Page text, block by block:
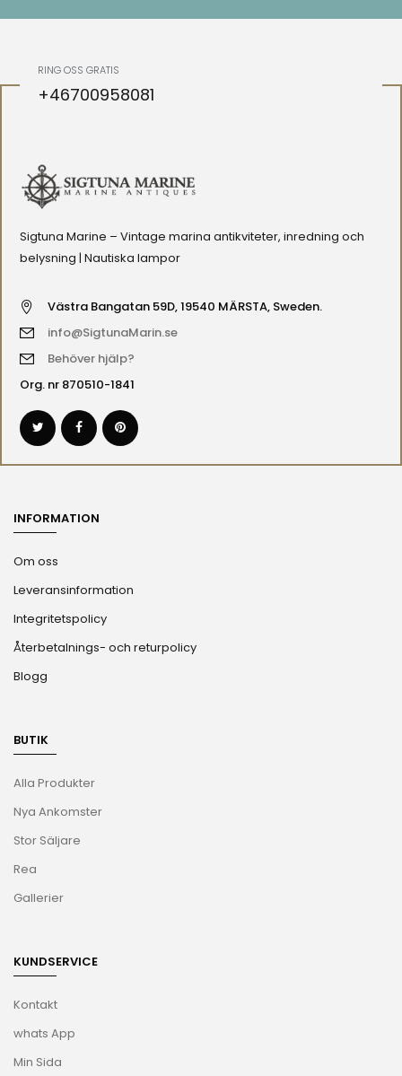
RING OSS GRATIS
+46700958081
Sigtuna Marine – Vintage marina antikviteter, inredning och
belysning | Nautiska lampor
Västra Bangatan 59D, 19540 MÄRSTA, Sweden.
info@SigtunaMarin.se
Behöver hjälp?
Org. nr 870510-1841
INFORMATION
Om oss
Leveransinformation
Integritetspolicy
Återbetalnings- och returpolicy
Blogg
BUTIK
Alla Produkter
Nya Ankomster
Stor Säljare
Rea
Gallerier
KUNDSERVICE
Kontakt
whats App
Min Sida